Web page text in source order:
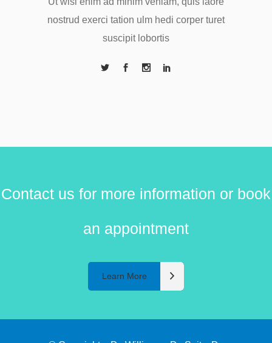
nostrud exerci tation ulm hedi corper turet
suscipit lobortis
Contact us for more information or book
an appointment
Learn More